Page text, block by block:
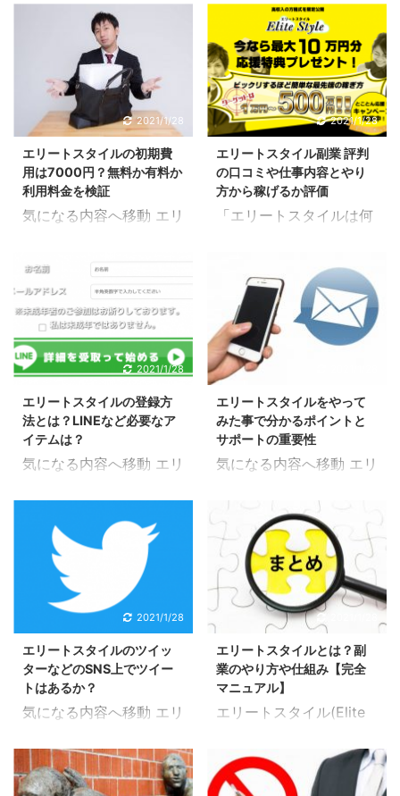
ツールはスマホで操作が
出来るものなので初心者
でも扱いやすいと思いま
す。 専用ツールとサポー
トがあるから必ず稼げる
とまでは言えませんが、
稼ぎやすさで考えると特
出していると言えそうで
す。 ...
を初めて購入したとしま
す。 頭が良い人であれば
何となく操作方法という
のは分かるかもしれませ
んが、何も知らない人か
らしてみればただの機械
同然です。 説明もないま
まに操作をしようとし ...
副業？ 専用ツールがある
こちらの記事でも解説し
ていますが、エリートス
タイル(Elite Style)には
専用ツールが用意されて
います。 専用ツールとい
うのは初心者でも扱える
ようにスマホで操作が可
能なものになっているよ
うです。 専用ツールがあ
ることによって稼げるの
れれば「稼げる」という
答えが近いと思います。
エリートスタイルが稼げ
ない副業であればわざわ
ざ便利な専用ツールを開
発までして提供してくれ
るということはないはず
です。 専用ツールがあ
...
仕事内容 エリートスタイ
ル(Elite Style)の仕事内
容は簡単3STEPになって
います。 専用ツールを使
った簡単な操作 専用ツー
ルで行った作業の反響確
認 収益の確認 専用ツー
ルが用意されているとい
うことで初心者であって
も副業として簡単に作業
が出来る仕組みになって
作をした得られた反響確
認から収益の確認までス
ムーズにに行うことが出
来ると考えられます。 一
連の流れで収益が生まれ
るのでどれかが抜けてし
まってはお金を稼ぐこと
は出来ません。 ...
2021/1/28
エリートスタイルの初期費
用は7000円？無料か有料か
利用料金を検証
気になる内容へ移動 エリ
用についてですが、参考
に出来そうなブログサイ
トがあったので紹介して
おきます。 エリートスタ
円ということになってい
るようなので 引用元：
https://www.uaqfm.co
m/elite-style2020-cost/
費用は7000円というこ
とが書かれているので費
用が必要になってくると
言えそうです。 7000円
という金額についてです
が、1万円を下回っ ...
2021/1/28
エリートスタイル副業 評判
の口コミや仕事内容とやり
方から稼げるか評価
「エリートスタイルは何
る？」 「エリートスタイ
ルは安全？」 本当に稼げ
る副業なのか、怪しいと
感じたり、不安になって
しまう人がいたとしても
こちらの記事をご覧にな
れば不安も解消出来ると
思います！ 見落としがち
で細かい部分まで徹底し
た検証を行っているので
いる方も、公式サイトに
は書かれていないような
情報が得たい方にも活用
してもらえるはずです。
※詐欺を匂わせるような
アフィリエイト目的の間
違った可能性のある情報
もあるようなので注意。
(知恵袋を含む) そ ...
2021/1/28
エリートスタイルの登録方
法とは？LINEなど必要なア
イテムは？
気になる内容へ移動 エリ
エリートスタイル(Elite
Style)の登録方法の手順
してまず公式サイトにア
クセスしてます。 公式サ
イト内に登録フォームが
あるので最初は名前を入
力していきます。 名前は
ニックネームでも可能だ
と思いますが、本名にし
ておいた方が報酬などの
ーズに行うことが出来る
と思います。 手順②メ
エリートスタイルをやって
みた事で分かるポイントと
サポートの重要性
気になる内容へ移動 エリ
た こちらの記事でも解説
していますが、エリート
スタイル(Elite Style)を
始めるにはまずは登録を
していないといけませ
ん。 登録といっても…
名前 メールアドレス
LINEアカウント これら
を登録していくだけなの
で片手間でも行うことが
出来ます。 登録が終わる
ようになってエリートス
タイルの概要というのが
2021/1/28
エリートスタイルのツイッ
ターなどのSNS上でツイー
トはあるか？
気になる内容へ移動 エリ
ー(Twitter) ツイッター
(Twitter)とは？ ツイッ
エリートスタイルとは？副
業のやり方や仕組み【完全
マニュアル】
エリートスタイル(Elite
なのか、やり方や仕組み
に関してもこれを見れば